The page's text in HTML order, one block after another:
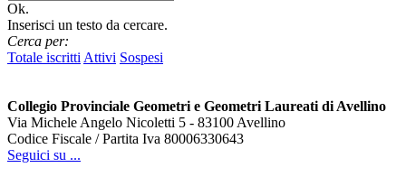
Ok.
Inserisci un testo da cercare.
Cerca per:
Totale iscrittiAttivi Sospesi
Collegio Provinciale Geometri e Geometri Laureati di Avellino
Via Michele Angelo Nicoletti 5 - 83100 Avellino
Codice Fiscale / Partita Iva 80006330643
Seguici su ...